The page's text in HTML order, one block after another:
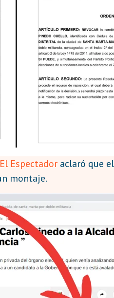
El Espectador aclaró que
montaje.